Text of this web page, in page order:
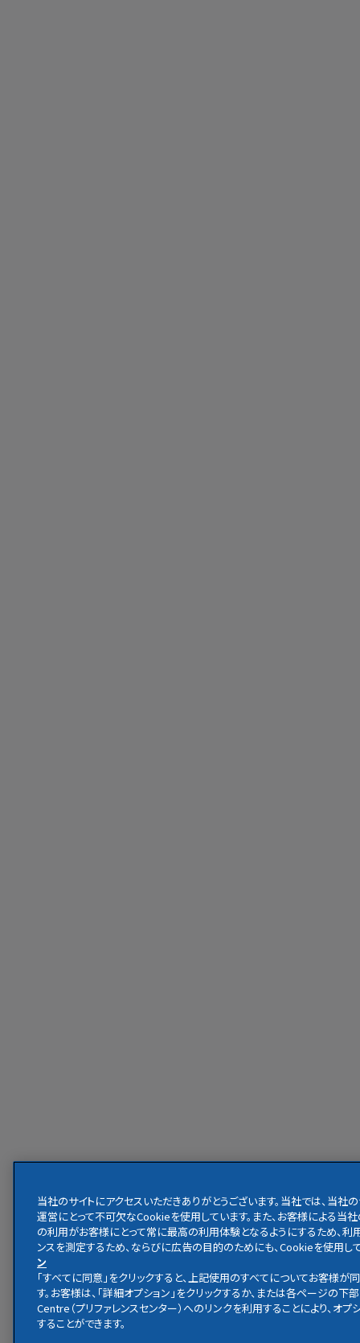
当社のサイトにアクセスいただきありがとうございます。当社では、当社
運営にとって不可欠なCookieを使用しています。また、お客様による当
の利用がお客様にとって常に最高の利用体験となるようにするため、利
ンスを測定するため、ならびに広告の目的のためにも、Cookieを使用し
ン
「すべてに同意」をクリックすると、上記使用のすべてについてお客様が
す。お客様は、「詳細オプション」をクリックするか、または各ページの
Centre（プリファレンスセンター）へのリンクを利用することにより、オ
することができます。